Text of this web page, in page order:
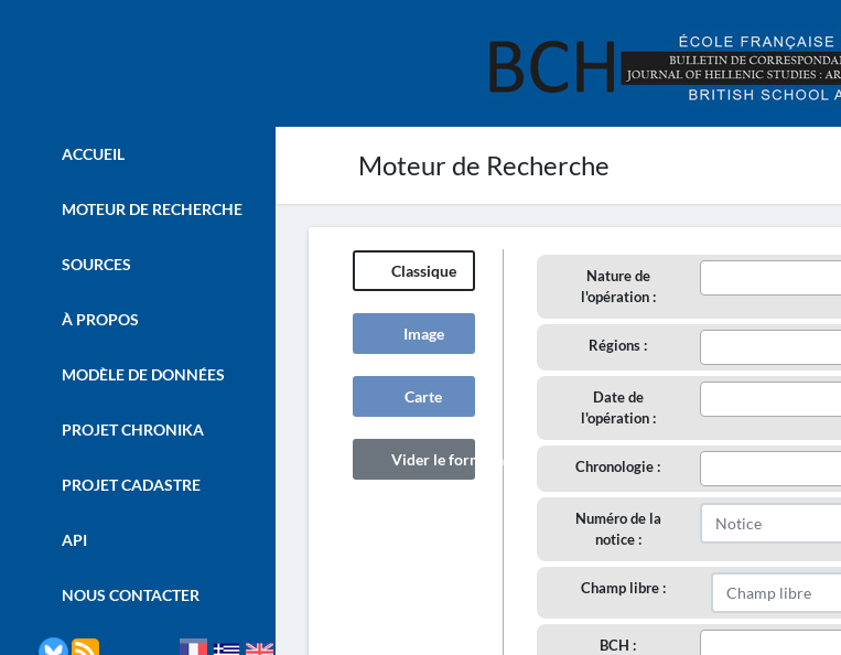
Moteur de Recherche
ACCUEIL
MOTEUR DE RECHERCHE
SOURCES
À PROPOS
MODÈLE DE DONNÉES
PROJET CHRONIKA
PROJET CADASTRE
API
NOUS CONTACTER
Classique
Image
Carte
Vider le formulaire
Nature de
l'opération :
Régions :
Date de
l'opération :
Chronologie :
Numéro de la
notice :
Champ libre :
BCH :